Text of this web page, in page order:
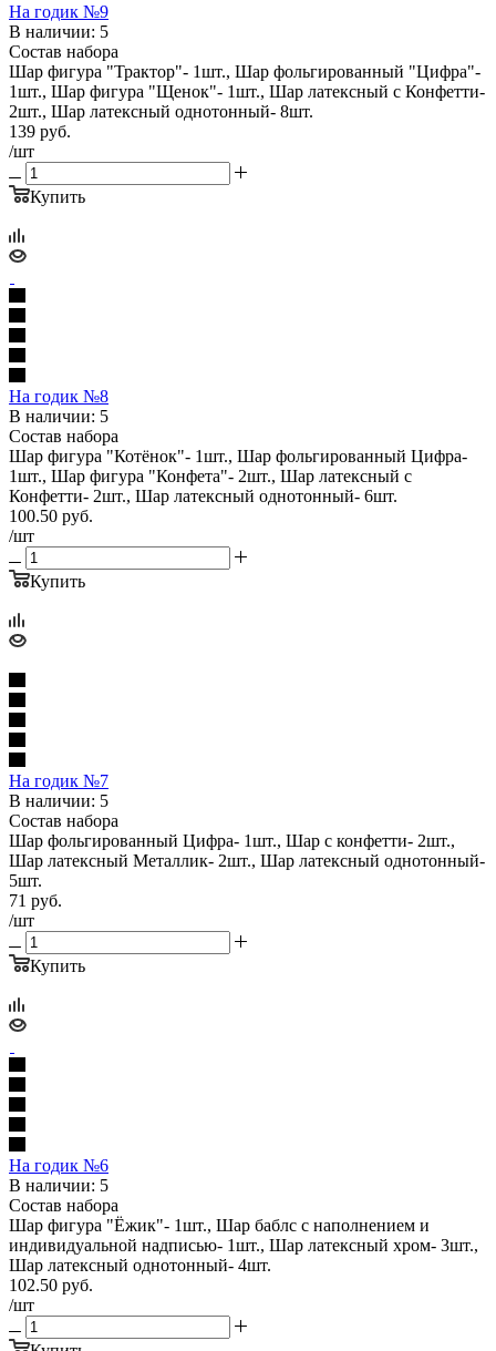
На годик №9
В наличии: 5
Состав набора
Шар фигура "Трактор"- 1шт., Шар фольгированный "Цифра"-
1шт., Шар фигура "Щенок"- 1шт., Шар латексный с Конфетти-
2шт., Шар латексный однотонный- 8шт.
139 руб.
/шт
Купить
На годик №8
В наличии: 5
Состав набора
Шар фигура "Котёнок"- 1шт., Шар фольгированный Цифра-
1шт., Шар фигура "Конфета"- 2шт., Шар латексный с
Конфетти- 2шт., Шар латексный однотонный- 6шт.
100.50 руб.
/шт
Купить
На годик №7
В наличии: 5
Состав набора
Шар фольгированный Цифра- 1шт., Шар с конфетти- 2шт.,
Шар латексный Металлик- 2шт., Шар латексный однотонный-
5шт.
71 руб.
/шт
Купить
На годик №6
В наличии: 5
Состав набора
Шар фигура "Ёжик"- 1шт., Шар баблс с наполнением и
индивидуальной надписью- 1шт., Шар латексный хром- 3шт.,
Шар латексный однотонный- 4шт.
102.50 руб.
/шт